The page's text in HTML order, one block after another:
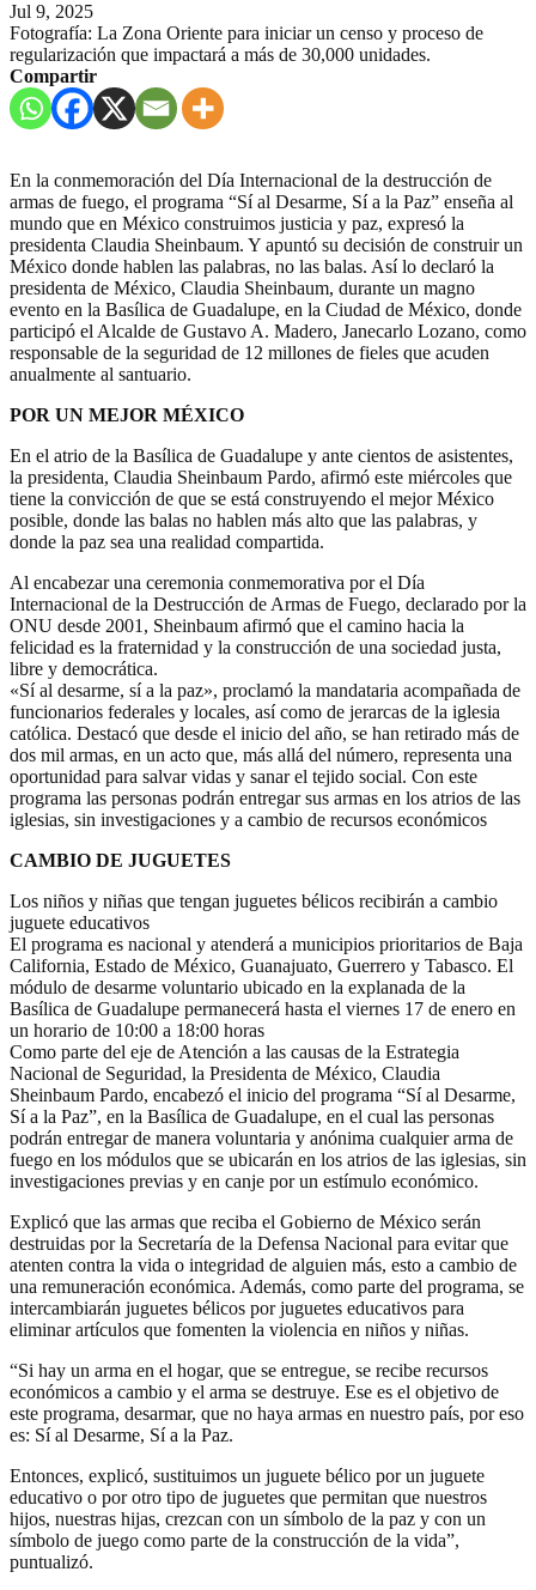
Jul 9, 2025
Fotografía: La Zona Oriente para iniciar un censo y proceso de
regularización que impactará a más de 30,000 unidades.
Compartir
En la conmemoración del Día Internacional de la destrucción de
armas de fuego, el programa “Sí al Desarme, Sí a la Paz” enseña al
mundo que en México construimos justicia y paz, expresó la
presidenta Claudia Sheinbaum. Y apuntó su decisión de construir un
México donde hablen las palabras, no las balas. Así lo declaró la
presidenta de México, Claudia Sheinbaum, durante un magno
evento en la Basílica de Guadalupe, en la Ciudad de México, donde
participó el Alcalde de Gustavo A. Madero, Janecarlo Lozano, como
responsable de la seguridad de 12 millones de fieles que acuden
anualmente al santuario.
POR UN MEJOR MÉXICO
En el atrio de la Basílica de Guadalupe y ante cientos de asistentes,
la presidenta, Claudia Sheinbaum Pardo, afirmó este miércoles que
tiene la convicción de que se está construyendo el mejor México
posible, donde las balas no hablen más alto que las palabras, y
donde la paz sea una realidad compartida.
Al encabezar una ceremonia conmemorativa por el Día
Internacional de la Destrucción de Armas de Fuego, declarado por la
ONU desde 2001, Sheinbaum afirmó que el camino hacia la
felicidad es la fraternidad y la construcción de una sociedad justa,
libre y democrática.
«Sí al desarme, sí a la paz», proclamó la mandataria acompañada de
funcionarios federales y locales, así como de jerarcas de la iglesia
católica. Destacó que desde el inicio del año, se han retirado más de
dos mil armas, en un acto que, más allá del número, representa una
oportunidad para salvar vidas y sanar el tejido social. Con este
programa las personas podrán entregar sus armas en los atrios de las
iglesias, sin investigaciones y a cambio de recursos económicos
CAMBIO DE JUGUETES
Los niños y niñas que tengan juguetes bélicos recibirán a cambio
juguete educativos
El programa es nacional y atenderá a municipios prioritarios de Baja
California, Estado de México, Guanajuato, Guerrero y Tabasco. El
módulo de desarme voluntario ubicado en la explanada de la
Basílica de Guadalupe permanecerá hasta el viernes 17 de enero en
un horario de 10:00 a 18:00 horas
Como parte del eje de Atención a las causas de la Estrategia
Nacional de Seguridad, la Presidenta de México, Claudia
Sheinbaum Pardo, encabezó el inicio del programa “Sí al Desarme,
Sí a la Paz”, en la Basílica de Guadalupe, en el cual las personas
podrán entregar de manera voluntaria y anónima cualquier arma de
fuego en los módulos que se ubicarán en los atrios de las iglesias, sin
investigaciones previas y en canje por un estímulo económico.
Explicó que las armas que reciba el Gobierno de México serán
destruidas por la Secretaría de la Defensa Nacional para evitar que
atenten contra la vida o integridad de alguien más, esto a cambio de
una remuneración económica. Además, como parte del programa, se
intercambiarán juguetes bélicos por juguetes educativos para
eliminar artículos que fomenten la violencia en niños y niñas.
“Si hay un arma en el hogar, que se entregue, se recibe recursos
económicos a cambio y el arma se destruye. Ese es el objetivo de
este programa, desarmar, que no haya armas en nuestro país, por eso
es: Sí al Desarme, Sí a la Paz.
Entonces, explicó, sustituimos un juguete bélico por un juguete
educativo o por otro tipo de juguetes que permitan que nuestros
hijos, nuestras hijas, crezcan con un símbolo de la paz y con un
símbolo de juego como parte de la construcción de la vida”,
puntualizó.